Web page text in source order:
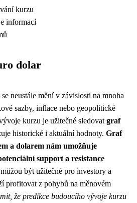
kurzu
informací
dolar
neustále mění v závislosti na mnoha
sazby, inflace nebo geopolitické
kurzu je užitečné sledovat graf
historické i aktuální hodnoty. Graf
a dolarem nám umožňuje
support a resistance
být užitečné pro investory a
profitovat z pohybů na měnovém
že predikce budoucího vývoje kurzu